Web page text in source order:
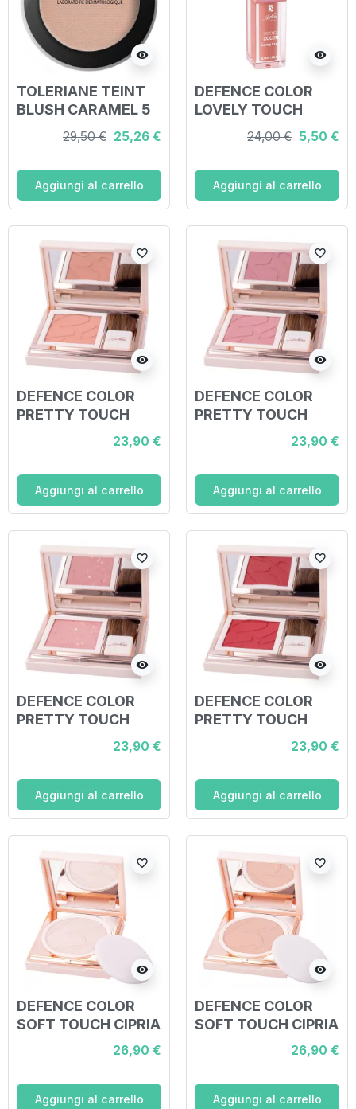
visibility
TOLERIANE TEINT
BLUSH CARAMEL 5
29,50 € 25,26 €
Aggiungi al carrello
visibility
DEFENCE COLOR
LOVELY TOUCH
BLUSH LIQUIDO
N401 ROSE
24,00 € 5,50 €
Aggiungi al carrello
visibility
favorite_border
DEFENCE COLOR
PRETTY TOUCH
FARD COMPATTO
23,90 €
Aggiungi al carrello
visibility
favorite_border
DEFENCE COLOR
PRETTY TOUCH
FARD COMPATTO
303 BOIS DE ROSE
23,90 €
Aggiungi al carrello
visibility
favorite_border
DEFENCE COLOR
PRETTY TOUCH
FARD COMPATTO
309 MARBRE ROSE
23,90 €
Aggiungi al carrello
visibility
favorite_border
DEFENCE COLOR
PRETTY TOUCH
FARD COMPATTO
23,90 €
Aggiungi al carrello
visibility
favorite_border
DEFENCE COLOR
SOFT TOUCH CIPRIA
COMPATTA N101
26,90 €
Aggiungi al carrello
visibility
favorite_border
DEFENCE COLOR
SOFT TOUCH CIPRIA
COMPATTA N102
26,90 €
Aggiungi al carrello